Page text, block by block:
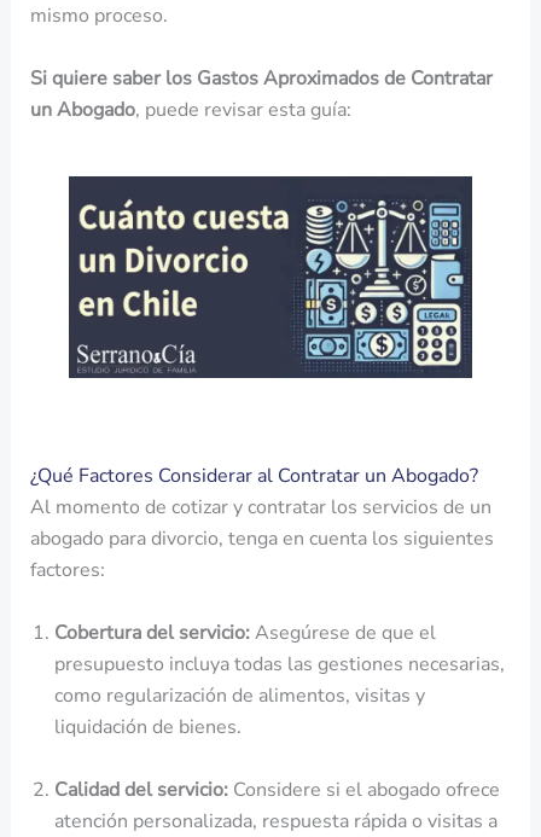
mismo proceso.
Si quiere saber los Gastos Aproximadosde Contratar
un Abogado, puede revisar esta guía:
¿Qué Factores Considerar al Contratar un Abogado?
Al momento de cotizar y contratar los servicios de un
abogado para divorcio, tenga en cuenta los siguientes
factores:
Cobertura del servicio:Asegúrese de que el
presupuesto incluya todas las gestiones necesarias,
como regularización de alimentos, visitas y
liquidación de bienes.
Calidad del servicio:Considere si el abogado ofrece
atención personalizada, respuesta rápida o visitas a